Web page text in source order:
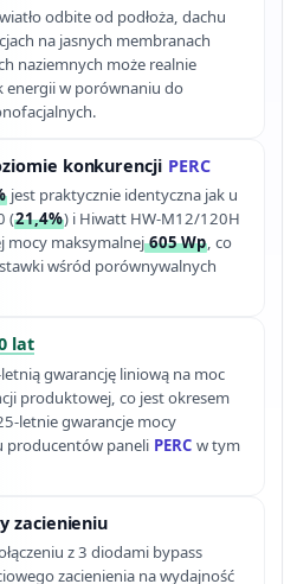
odbite od podłoża, dachu
na jasnych membranach
naziemnych może realnie
energii w porównaniu do
konkurencji PERC
jest praktycznie identyczna jak u
(21,4%) i Hiwatt HW-M12/120H
mocy maksymalnej605 Wp, co
wśród porównywalnych
lat
gwarancję liniową na moc
produktowej, co jest okresem
letnie gwarancje mocy
producentów paneli PERC w tym
zacienieniu
z 3 diodami bypass
zacienienia na wydajność